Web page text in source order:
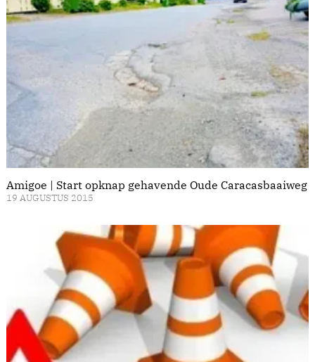
Amigoe | Start opknap gehavende Oude Caracasbaaiweg
19 AUGUSTUS 2015